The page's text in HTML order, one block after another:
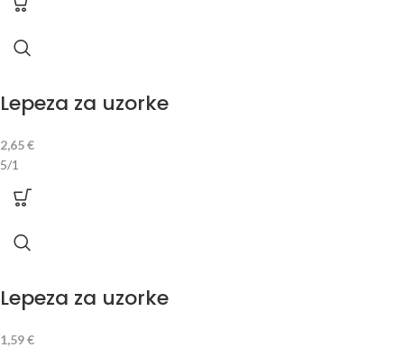
Lepeza za uzorke
2,65€
5/1
Lepeza za uzorke
1,59€